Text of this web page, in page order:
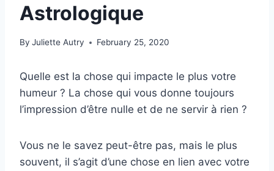
Astrologique
By Juliette Autry February 25, 2020
Quelle est la chose qui impacte le plus votre
humeur ? La chose qui vous donne toujours
l’impression d’être nulle et de ne servir à rien ?
Vous ne le savez peut-être pas, mais le plus
souvent, il s’agit d’une chose en lien avec votre